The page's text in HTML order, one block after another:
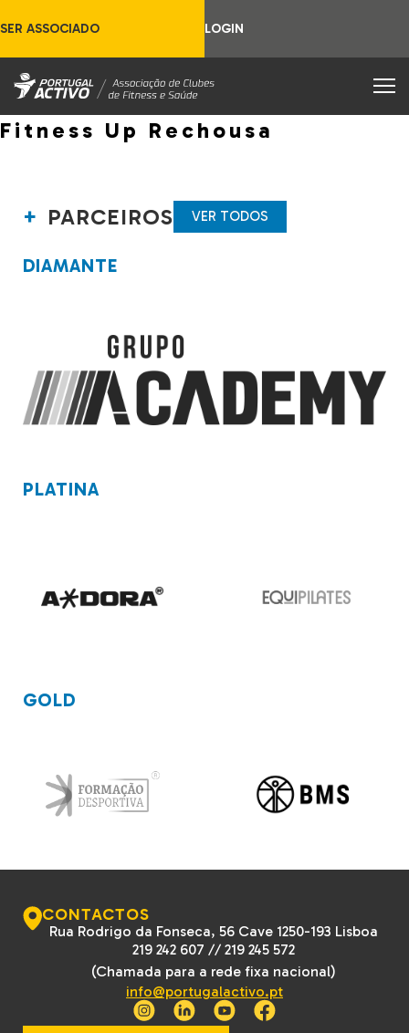
SER ASSOCIADO LOGIN
Fitness Up Rechousa
PARCEIROS VER TODOS
DIAMANTE
PLATINA
GOLD
CONTACTOS
Rua Rodrigo da Fonseca, 56 Cave 1250-193 Lisboa
219 242 607 //219 245 572
(Chamada para a rede fixa nacional)
info@portugalactivo.pt